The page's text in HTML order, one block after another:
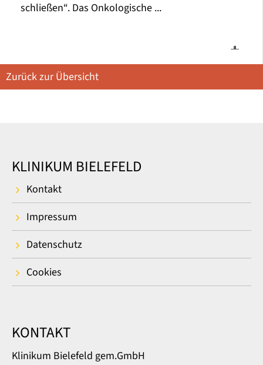
schließen“. Das Onkologische ...
Zurück zur Übersicht
KLINIKUM BIELEFELD
Kontakt
Impressum
Datenschutz
Cookies
KONTAKT
Klinikum Bielefeld gem.GmbH